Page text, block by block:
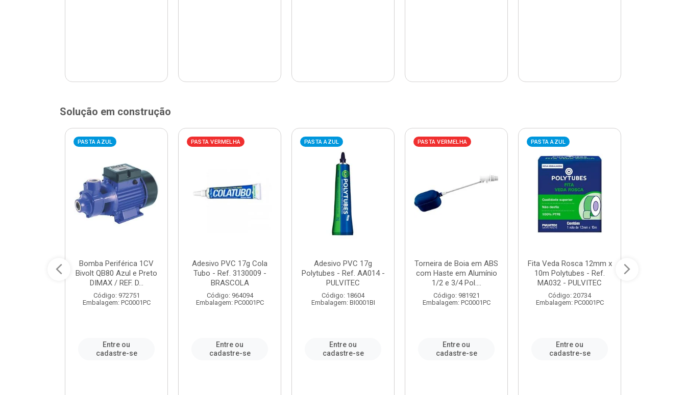
Solução em construção
PASTA AZUL
Bomba Periférica 1CV
Bivolt QB80 Azul e Preto
DIMAX / REF. D...
Código: 972751
Embalagem: PC0001PC
Entre ou
cadastre-se
PASTA VERMELHA
Adesivo PVC 17g Cola
Tubo - Ref. 3130009 -
BRASCOLA
Código: 964094
Embalagem: PC0001PC
Entre ou
cadastre-se
PASTA AZUL
Adesivo PVC 17g
Polytubes - Ref. AA014 -
PULVITEC
Código: 18604
Embalagem: BI0001BI
Entre ou
cadastre-se
PASTA VERMELHA
Torneira de Boia em ABS
com Haste em Alumínio
1/2 e 3/4 Pol....
Código: 981921
Embalagem: PC0001PC
Entre ou
cadastre-se
PASTA AZUL
Fita Veda Rosca 12mm x
10m Polytubes - Ref.
MA032 - PULVITEC
Código: 20734
Embalagem: PC0001PC
Entre ou
cadastre-se